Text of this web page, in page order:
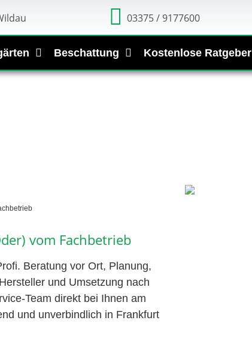
03375 / 9177600
Beschattung Kostenlose Ratgeber
vom Fachbetrieb
Beratung vor Ort, Planung,
und Umsetzung nach
Team direkt bei Ihnen am
und unverbindlich in Frankfurt